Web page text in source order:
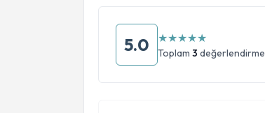
5.0 ★★★★★
Toplam 3 değerlendirme